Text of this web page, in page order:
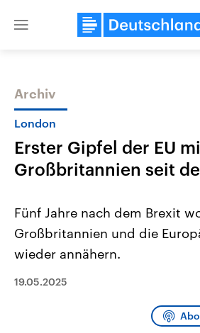
Close
Themen
Landtagswahl Sachsen-Anhalt
2026
Sachsen-Anhalt wählt am 6.
Bundesland von einer Koalition aus
Archiv
London
Erster Gipfel der EU
Großbritannien seit
Fünf Jahre nach dem Brexit
Großbritannien und die
wieder annähern.
19.05.2025